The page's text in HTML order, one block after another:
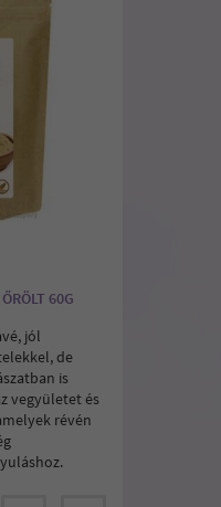
60G
jól
de
is
vegyületet és
révén